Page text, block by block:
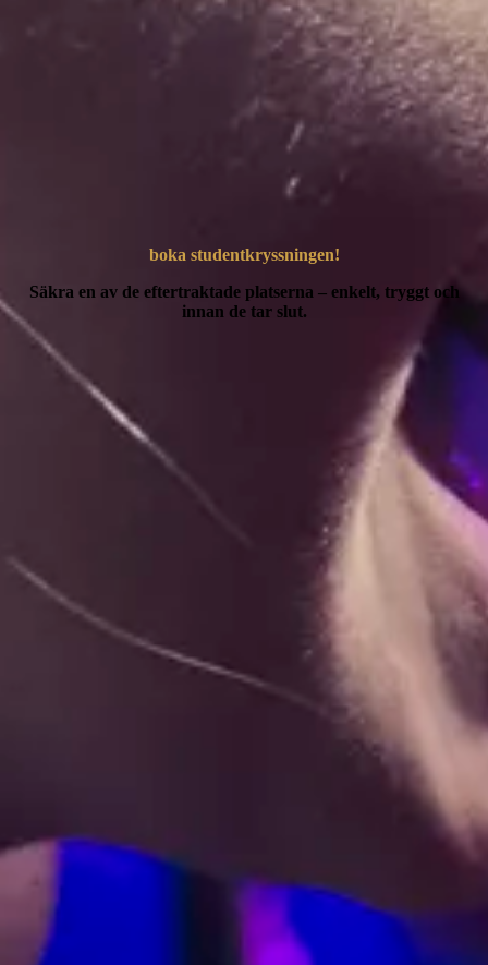
boka studentkryssningen!
Säkra en av de eftertraktade platserna – enkelt, tryggt och
innan de tar slut.